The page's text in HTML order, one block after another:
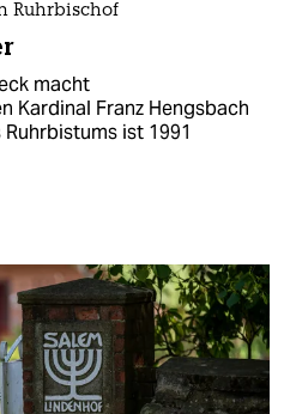
Ruhrbischof
macht
Kardinal Franz Hengsbach
ist 1991